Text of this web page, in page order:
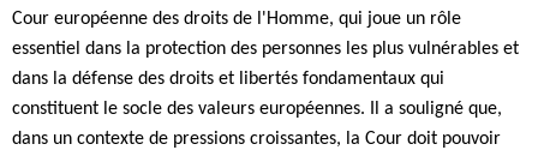
Cour européenne des droits de l'Homme, qui joue un rôle
essentiel dans la protection des personnes les plus vulnérables et
dans la défense des droits et libertés fondamentaux qui
constituent le socle des valeurs européennes. Il a souligné que,
dans un contexte de pressions croissantes, la Cour doit pouvoir